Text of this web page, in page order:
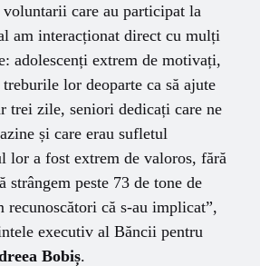
voluntarii care au participat la
am interacționat direct cu mulți
adolescenți extrem de motivați,
lor deoparte ca să ajute
trei zile, seniori dedicați care ne
și care erau sufletul
lor a fost extrem de valoros, fără
strângem peste 73 de tone de
recunoscători că s-au implicat”,
executiv al Băncii pentru
Bobiș.